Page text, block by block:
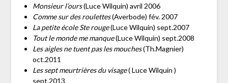
Monsieur l’ours(Luce Wilquin) avril 2006
Comme sur des roulettes(Averbode) fév. 2007
La petite école Ste rouge(Luce Wilquin) sept.2007
Tout le monde me manque(Luce Wilquin) sept.2008
Les aigles ne tuent pas les mouches(Th.Magnier)
oct.2011
Les sept meurtrières du visage( Luce Wilquin )
sept.2013